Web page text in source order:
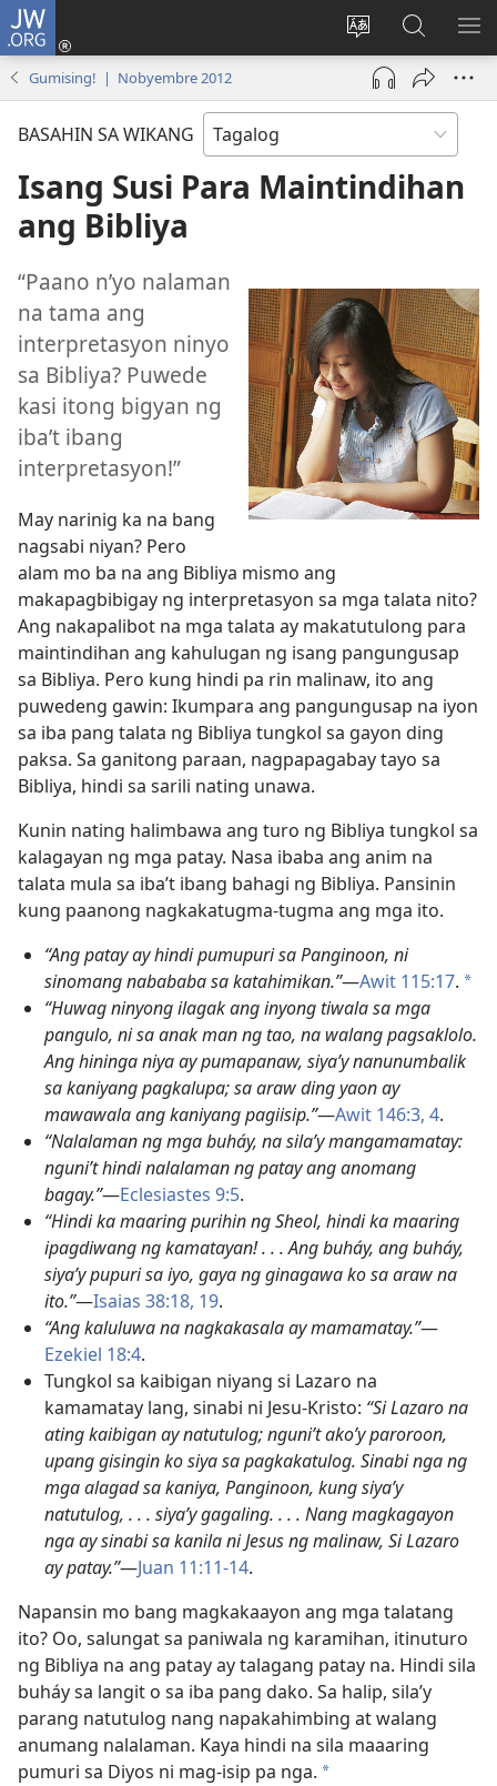
JW.ORG
Baguhin
ang
wika
ng
Mag-
log
bubukas
bagong
window)
sa
JW.ORG
Gumising! | Nobyembre 2012
BASAHIN SA WIKANG
Isang Susi Para Maintindihan
ang Bibliya
“Paano n’yo nalaman
na tama ang
interpretasyon ninyo
sa Bibliya? Puwede
kasi itong bigyan ng
iba’t ibang
interpretasyon!”
May narinig ka na bang
nagsabi niyan? Pero
alam mo ba na ang Bibliya mismo ang
makapagbibigay ng interpretasyon sa mga talata nito?
Ang nakapalibot na mga talata ay makatutulong para
maintindihan ang kahulugan ng isang pangungusap
sa Bibliya. Pero kung hindi pa rin malinaw, ito ang
puwedeng gawin: Ikumpara ang pangungusap na iyon
sa iba pang talata ng Bibliya tungkol sa gayon ding
paksa. Sa ganitong paraan, nagpapagabay tayo sa
Bibliya, hindi sa sarili nating unawa.
Kunin nating halimbawa ang turo ng Bibliya tungkol sa
kalagayan ng mga patay. Nasa ibaba ang anim na
talata mula sa iba’t ibang bahagi ng Bibliya. Pansinin
kung paanong nagkakatugma-tugma ang mga ito.
“Ang patay ay hindi pumupuri sa Panginoon, ni
sinomang nabababa sa katahimikan.”—Awit 115:17. *
“Huwag ninyong ilagak ang inyong tiwala sa mga
pangulo, ni sa anak man ng tao, na walang pagsaklolo.
Ang hininga niya ay pumapanaw, siya’y nanunumbalik
sa kaniyang pagkalupa; sa araw ding yaon ay
mawawala ang kaniyang pagiisip.”—Awit 146:3, 4.
“Nalalaman ng mga buháy, na sila’y mangamamatay:
nguni’t hindi nalalaman ng patay ang anomang
bagay.”—Eclesiastes 9:5.
“Hindi ka maaring purihin ng Sheol, hindi ka maaring
ipagdiwang ng kamatayan! . . . Ang buháy, ang buháy,
siya’y pupuri sa iyo, gaya ng ginagawa ko sa araw na
ito.”—Isaias 38:18, 19.
“Ang kaluluwa na nagkakasala ay mamamatay.”—
Ezekiel 18:4.
Tungkol sa kaibigan niyang si Lazaro na
kamamatay lang, sinabi ni Jesu-Kristo: “Si Lazaro na
ating kaibigan ay natutulog; nguni’t ako’y paroroon,
upang gisingin ko siya sa pagkakatulog. Sinabi nga ng
mga alagad sa kaniya, Panginoon, kung siya’y
natutulog, . . . siya’y gagaling. . . . Nang magkagayon
nga ay sinabi sa kanila ni Jesus ng malinaw, Si Lazaro
ay patay.”—Juan 11:11-14.
Napansin mo bang magkakaayon ang mga talatang
ito? Oo, salungat sa paniwala ng karamihan, itinuturo
ng Bibliya na ang patay ay talagang patay na. Hindi sila
buháy sa langit o sa iba pang dako. Sa halip, sila’y
parang natutulog nang napakahimbing at walang
anumang nalalaman. Kaya hindi na sila maaaring
pumuri sa Diyos ni mag-isip pa nga. *